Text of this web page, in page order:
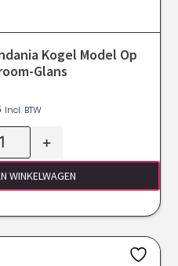
Kogel Model Op
Glans
Incl. BTW
+
WINKELWAGEN